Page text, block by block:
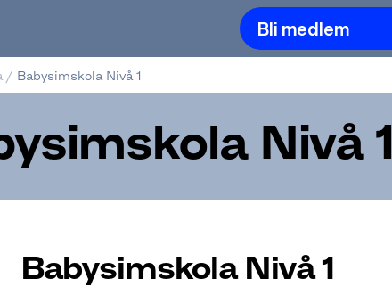
Bli medlem
/ Babysimskola Nivå 1
Nivå 1
Babysimskola Nivå 1